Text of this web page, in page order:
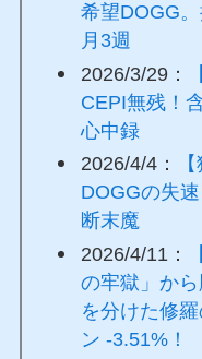
希望DOGG
月3週
2026/3/29：
CEPI無残！
心中録
2026/4/4：
DOGGの失
断末魔
2026/4/11：
の牢獄」か
を分けた修
ン -3.51%！